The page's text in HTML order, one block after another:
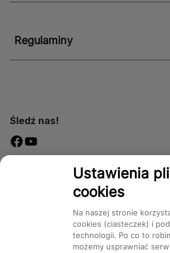
Regulaminy
Śledź nas!
Dostępność
Kategorie Produkty Marki
Ustawienia
cookies
Na naszej stronie
cookies (ciasteczek) i
technologii. Po co to
możemy usprawniać